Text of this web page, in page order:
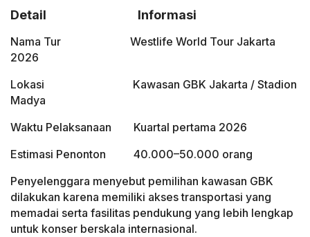
Detail Informasi
Nama Tur Westlife World Tour Jakarta
2026
Lokasi Kawasan GBK Jakarta / Stadion
Madya
Waktu Pelaksanaan Kuartal pertama 2026
Estimasi Penonton 40.000–50.000 orang
Penyelenggara menyebut pemilihan kawasan GBK
dilakukan karena memiliki akses transportasi yang
memadai serta fasilitas pendukung yang lebih lengkap
untuk konser berskala internasional.